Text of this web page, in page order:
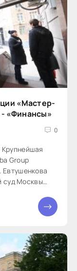
«Мастер-
- «Финансы»
0
Group
Евтушенкова
суд Москвы
ЦБ РФ о